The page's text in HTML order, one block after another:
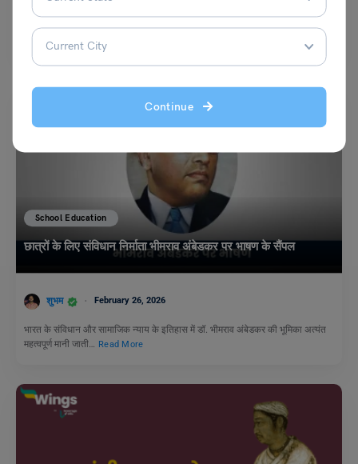
Continue
यह केवल एक…
School Education
छात्रों के लिए संविधान निर्माता भीमराव अंबेडकर पर भाषण के सैंपल
शुभम February 26, 2026
भारत के संविधान और सामाजिक न्याय के इतिहास में डॉ. भीमराव अंबेडकर की भूमिका अत्यंत
महत्वपूर्ण मानी जाती… Read More